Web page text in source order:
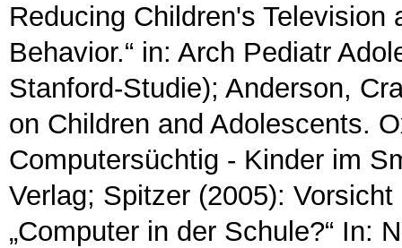
Reducing Children's
Behavior.“ in: Arch Pediatr
Stanford-Studie); Anderson,
on Children and Adolescents.
Computersüchtig - Kinder im
Verlag; Spitzer (2005):
„Computer in der Schule?“ In: